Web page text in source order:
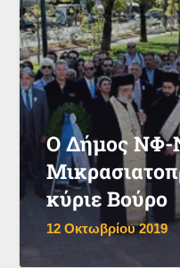
Ο Δήμος ΝΦ-
κύριε Βούρο
12 Οκτωβρίου 2019